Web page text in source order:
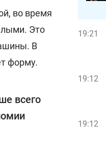
во время
Это
В
форму.
всего
19:21
19:12
19:12